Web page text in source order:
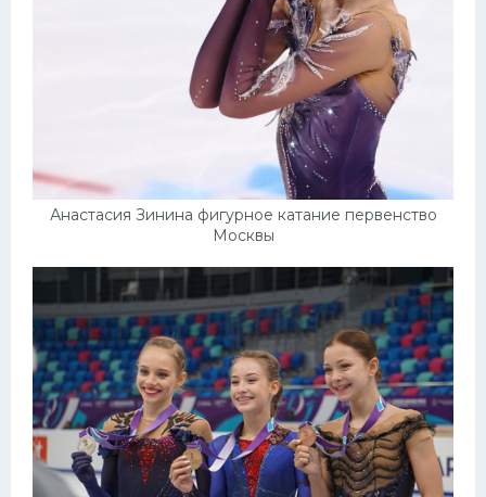
Анастасия Зинина фигурное катание первенство
Москвы